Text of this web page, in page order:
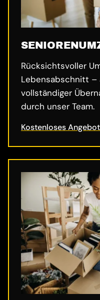
Rücksichtsvoller
Lebensabschnitt –
vollständiger
durch unser Team.
Kostenloses